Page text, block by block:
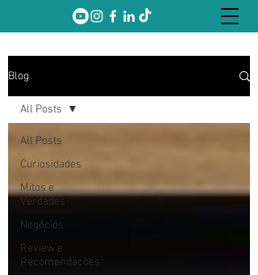
Blog
All Posts
Curiosidades
Mitos e
Verdades
Negócios
Review e
Recomendações
All Posts